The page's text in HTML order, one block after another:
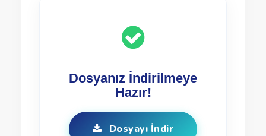
Dosyanız İndirilmeye
Hazır!
Dosyayı İndir